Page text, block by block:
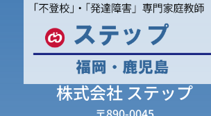
株式会社 ステップ